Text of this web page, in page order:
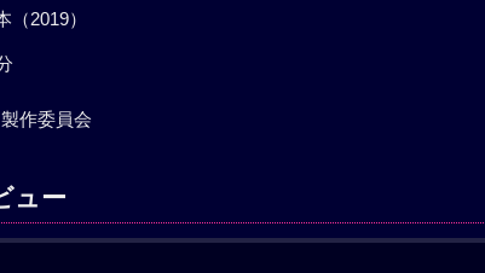
（2019）
作委員会
ュー